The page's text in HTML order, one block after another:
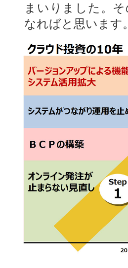
まいりました。
なればと思います。